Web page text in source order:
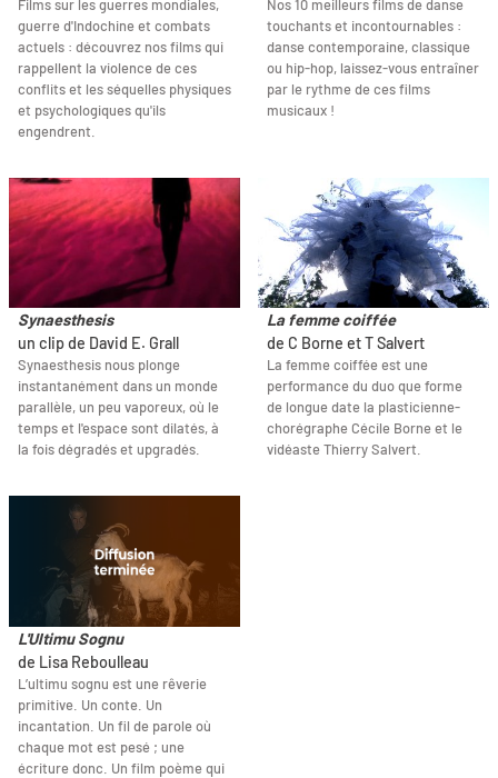
Films sur les guerres mondiales,
guerre d'Indochine et combats
actuels : découvrez nos films qui
rappellent la violence de ces
conflits et les séquelles physiques
et psychologiques qu'ils
engendrent.
Nos 10 meilleurs films de danse
touchants et incontournables :
danse contemporaine, classique
ou hip-hop, laissez-vous entraîner
par le rythme de ces films
musicaux !
Synaesthesis
un clip de David E. Grall
Synaesthesis nous plonge
instantanément dans un monde
parallèle, un peu vaporeux, où le
temps et l'espace sont dilatés, à
la fois dégradés et upgradés.
La femme coiffée
de C Borne et T Salvert
La femme coiffée est une
performance du duo que forme
de longue date la plasticienne-
chorégraphe Cécile Borne et le
vidéaste Thierry Salvert.
L'Ultimu Sognu
de Lisa Reboulleau
L’ultimu sognu est une rêverie
primitive. Un conte. Un
incantation. Un fil de parole où
chaque mot est pesé ; une
écriture donc. Un film poème qui